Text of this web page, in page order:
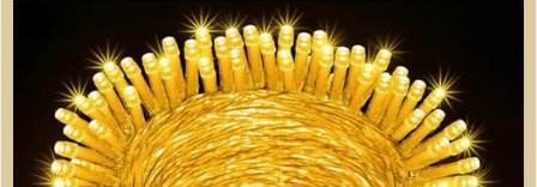
Compatibilité intérieure/extérieure :
jardins, porches, mariages et fêtes toute l'année.
Design discret :Câble vert foncé s'intègre parfaitement dans les
branches du sapin, ne laissant visibles que les lumières.
Pourquoi choisir cette guirlande ?